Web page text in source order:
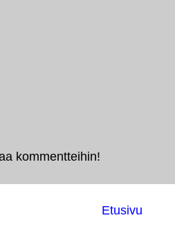
kommentteihin!
Etusivu